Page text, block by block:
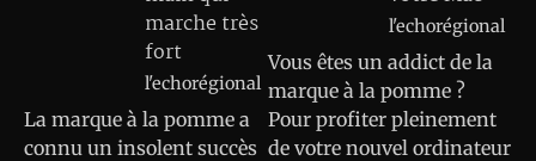
marche très
fort
l'echorégional
La marque à la pomme a
connu un insolent succès
l'echorégional
Vous êtes un addict de la
marque à la pomme ?
Pour profiter pleinement
de votre nouvel ordinateur